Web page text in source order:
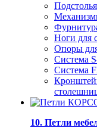
Подстолья
Ноги для
Опоры
Система
Система
10. Петли